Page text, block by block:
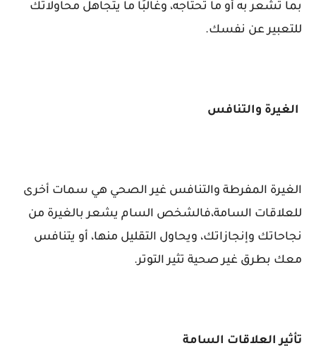
بما تشعر به أو ما تحتاجه، وغالبًا ما يتجاهل محاولاتك
للتعبير عن نفسك.
الغيرة والتنافس
الغيرة المفرطة والتنافس غير الصحي هي سمات أخرى
للعلاقات السامة،فالشخص السام يشعر بالغيرة من
نجاحاتك وإنجازاتك، ويحاول التقليل منها، أو يتنافس
معك بطرق غير صحية تثير التوتر.
تأثير العلاقات السامة